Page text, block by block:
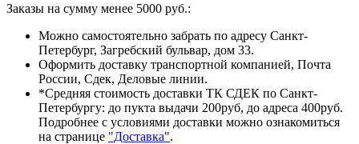
Заказы на сумму менее 5000 руб.:
Можно самостоятельно забрать по адресу Санкт-
Петербург, Загребский бульвар, дом 33.
Оформить доставку транспортной компанией, Почта
России, Сдек, Деловые линии.
*Средняя стоимость доставки ТК СДЕК по Санкт-
Петербургу: до пукта выдачи 200руб, до адреса 400руб.
Подробнее с условиями доставки можно ознакомиться
на странице "Доставка".